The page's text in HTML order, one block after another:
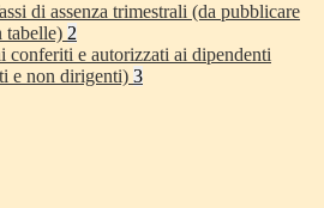
di assenza trimestrali (da pubblicare
tabelle) 2
conferiti e autorizzati ai dipendenti
e non dirigenti) 3